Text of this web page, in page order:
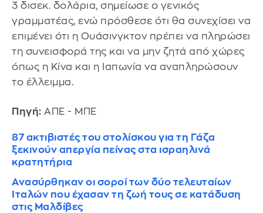
3 δισεκ. δολάρια, σημείωσε ο γενικός
γραμματέας, ενώ πρόσθεσε ότι θα συνεχίσει να
επιμένει ότι η Ουάσινγκτον πρέπει να πληρώσει
τη συνεισφορά της και να μην ζητά από χώρες
όπως η Κίνα και η Ιαπωνία να αναπληρώσουν
το έλλειμμα.
Πηγή: ΑΠΕ - ΜΠΕ
87 ακτιβιστές του στολίσκου για τη Γάζα
ξεκινούν απεργία πείνας στα ισραηλινά
κρατητήρια
Ανασύρθηκαν οι σοροί των δύο τελευταίων
Ιταλών που έχασαν τη ζωή τους σε κατάδυση
στις Μαλδίβες